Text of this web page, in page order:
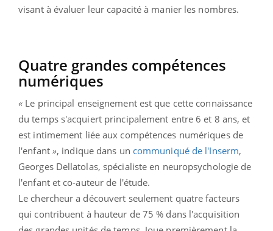
visant à évaluer leur capacité à manier les nombres.
Quatre grandes compétences
numériques
« Le principal enseignement est que cette connaissance
du temps s'acquiert principalement entre 6 et 8 ans, et
est intimement liée aux compétences numériques de
l'enfant », indique dans un communiqué de l'Inserm,
Georges Dellatolas, spécialiste en neuropsychologie de
l'enfant et co-auteur de l'étude.
Le chercheur a découvert seulement quatre facteurs
qui contribuent à hauteur de 75 % dans l'acquisition